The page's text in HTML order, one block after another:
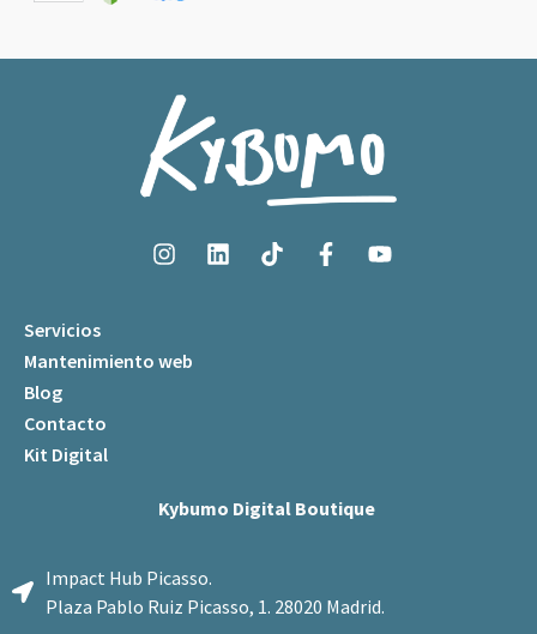
Servicios
Mantenimiento web
Blog
Contacto
Kit Digital
Kybumo Digital Boutique
Impact Hub Picasso.
Plaza Pablo Ruiz Picasso, 1. 28020 Madrid.